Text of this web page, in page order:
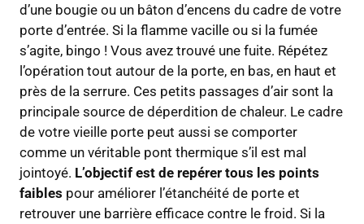
d’une bougie ou un bâton d’encens du cadre de votre
porte d’entrée. Si la flamme vacille ou si la fumée
s’agite, bingo ! Vous avez trouvé une fuite. Répétez
l’opération tout autour de la porte, en bas, en haut et
près de la serrure. Ces petits passages d’air sont la
principale source de déperdition de chaleur. Le cadre
de votre vieille porte peut aussi se comporter
comme un véritable pont thermique s’il est mal
jointoyé. L’objectif est de repérer tous les points
faibles pour améliorer l’étanchéité de porte et
retrouver une barrière efficace contre le froid. Si la